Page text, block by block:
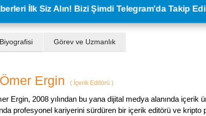
İlk Siz Alın! Bizi Şimdi Telegram'da Takip
Görev ve Uzmanlık
Ömer Ergin ( İçerik Editörü )
Ergin, 2008 yılından bu yana dijital medya alanında içerik
profesyonel kariyerini sürdüren bir içerik editörü ve kripto